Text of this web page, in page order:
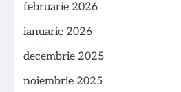
februarie 2026
ianuarie 2026
decembrie 2025
noiembrie 2025